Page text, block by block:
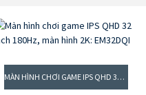
MÀN HÌNH CHƠI GAME IPS QHD 32 INCH 180HZ, MÀN HÌNH 2K: EM32DQI